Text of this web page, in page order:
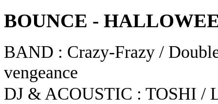
BOUNCE -
BAND : Crazy-Frazy /
vengeance
DJ & ACOUSTIC : TOSHI